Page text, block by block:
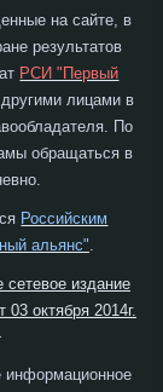
на сайте, в
результатов
РСИ "Первый
лицами в
По
обращаться в
Российским
альянс"
издание
октября 2014г.
информационное